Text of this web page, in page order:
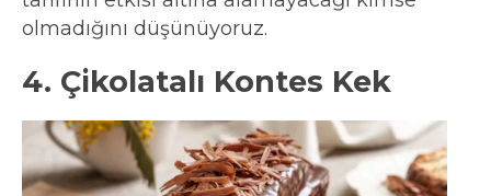
olmadığını düşünüyoruz.
4. Çikolatalı Kontes Kek